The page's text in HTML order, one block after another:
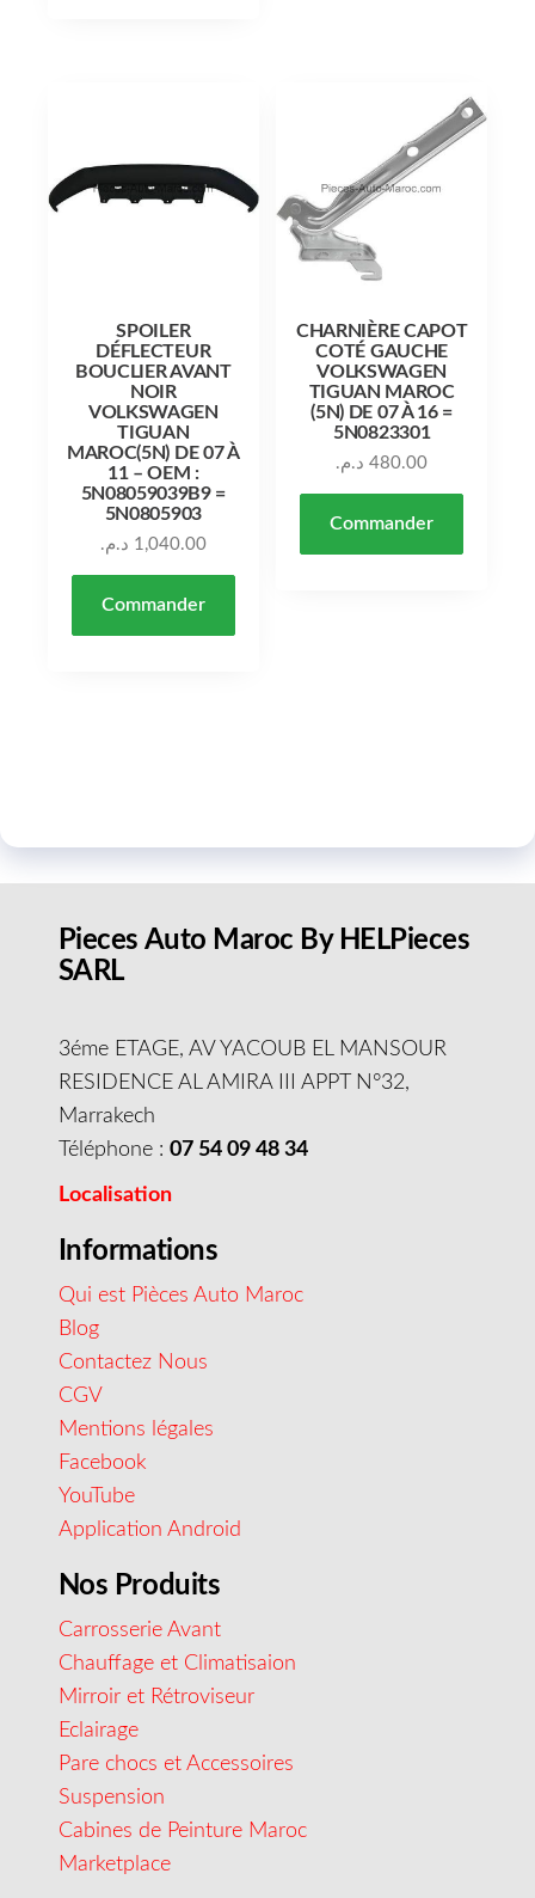
SPOILER
DÉFLECTEUR
BOUCLIER AVANT
NOIR
VOLKSWAGEN
TIGUAN
MAROC(5N) DE 07 À
11 – OEM :
5N08059039B9 =
5N0805903
1,040.00 د.م.
Commander
CHARNIÈRE CAPOT
COTÉ GAUCHE
VOLKSWAGEN
TIGUAN MAROC
(5N) DE 07 À 16 =
5N0823301
480.00 د.م.
Commander
Pieces Auto Maroc By HELPieces
SARL
3éme ETAGE, AV YACOUB EL MANSOUR
RESIDENCE AL AMIRA III APPT N°32,
Marrakech
Téléphone : 07 54 09 48 34
Localisation
Informations
Qui est Pièces Auto Maroc
Blog
Contactez Nous
CGV
Mentions légales
Facebook
YouTube
Application Android
Nos Produits
Carrosserie Avant
Chauffage et Climatisaion
Mirroir et Rétroviseur
Eclairage
Pare chocs et Accessoires
Suspension
Cabines de Peinture Maroc
Marketplace